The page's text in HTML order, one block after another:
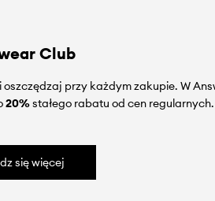
Club
oszczędzaj przy każdym zakupie. W
20%stałego rabatu od cen regularnych.
się więcej